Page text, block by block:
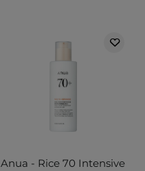
Anua - Rice 70 Intensive